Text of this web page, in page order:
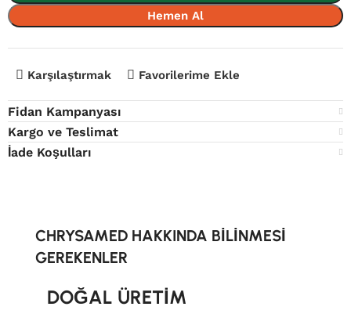
Hemen Al
Karşılaştırmak Favorilerime Ekle
Fidan Kampanyası
Kargo ve Teslimat
İade Koşulları
CHRYSAMED HAKKINDA BİLİNMESİ
GEREKENLER
DOĞAL ÜRETİM